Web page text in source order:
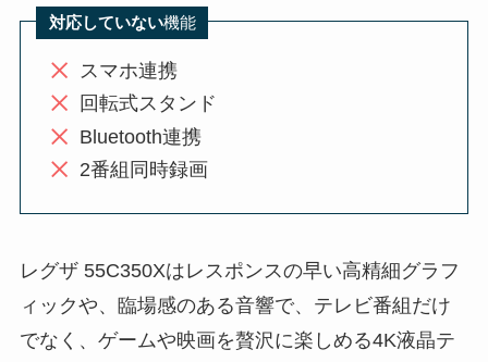
対応していない機能
スマホ連携
回転式スタンド
Bluetooth連携
2番組同時録画
レグザ 55C350Xはレスポンスの早い高精細グラフ
ィックや、臨場感のある音響で、テレビ番組だけ
でなく、ゲームや映画を贅沢に楽しめる4K液晶テ